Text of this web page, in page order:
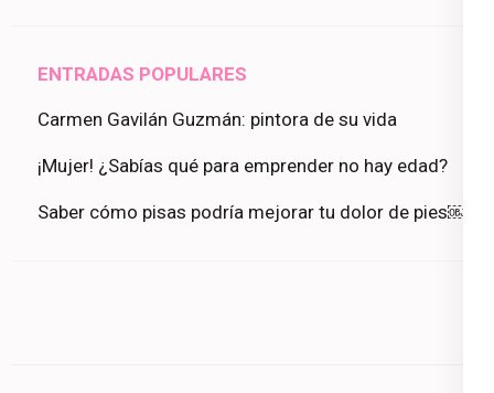
ENTRADAS POPULARES
Carmen Gavilán Guzmán: pintora de su vida
¡Mujer! ¿Sabías qué para emprender no hay edad?
Saber cómo pisas podría mejorar tu dolor de pies￼